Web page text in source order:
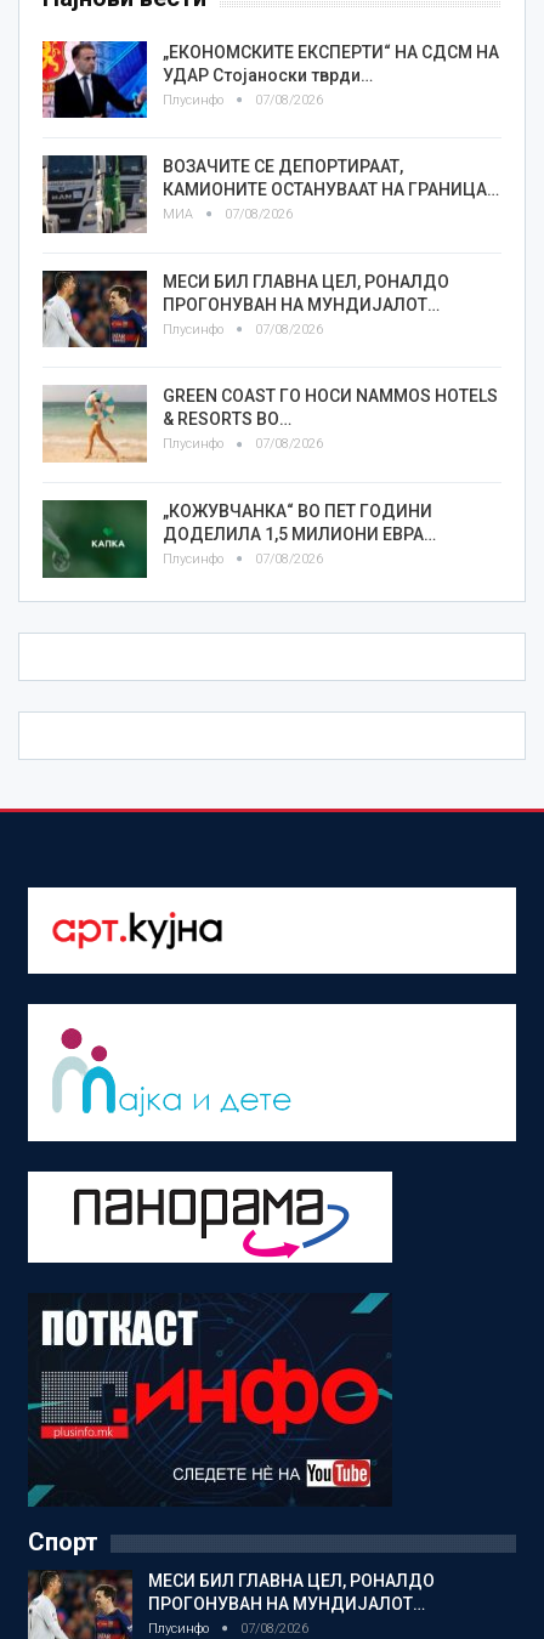
„ЕКОНОМСКИТЕ ЕКСПЕРТИ“ НА СДСМ НА
УДАР Стојаноски тврди…
Плусинфо 07/08/2026
ВОЗАЧИТЕ СЕ ДЕПОРТИРААТ,
КАМИОНИТЕ ОСТАНУВААТ НА ГРАНИЦА…
МИА 07/08/2026
МЕСИ БИЛ ГЛАВНА ЦЕЛ, РОНАЛДО
ПРОГОНУВАН НА МУНДИЈАЛОТ…
Плусинфо 07/08/2026
GREEN COAST ГО НОСИ NAMMOS HOTELS
& RESORTS ВО…
Плусинфо 07/08/2026
„КОЖУВЧАНКА“ ВО ПЕТ ГОДИНИ
ДОДЕЛИЛА 1,5 МИЛИОНИ ЕВРА…
Плусинфо 07/08/2026
Спорт
МЕСИ БИЛ ГЛАВНА ЦЕЛ, РОНАЛДО
ПРОГОНУВАН НА МУНДИЈАЛОТ…
Плусинфо 07/08/2026